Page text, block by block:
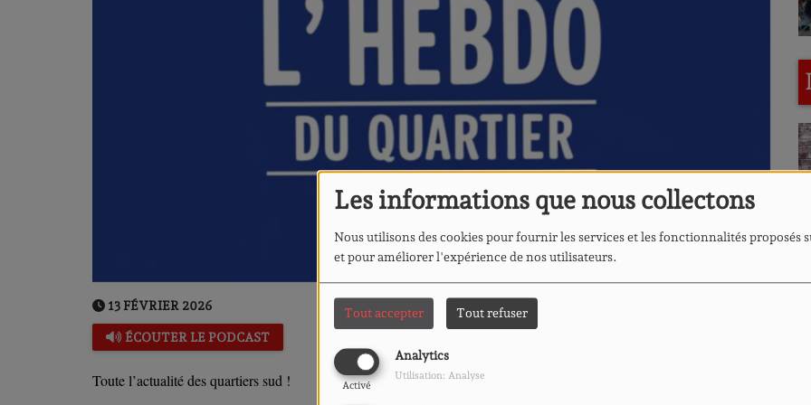
Les informations que nous collectons
Nous utilisons des cookies pour fournir les services et les fonctionnalités proposés
et pour améliorer l'expérience de nos utilisateurs.
Tout accepter Tout refuser
Analytics
Activé
Utilisation: Analyse
13 FÉVRIER 2026
ÉCOUTER LE PODCAST
Toute l’actualité des quartiers sud !